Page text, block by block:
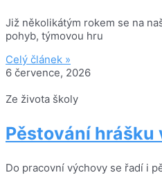
Již několikátým rokem se na
pohyb, týmovou hru
Celý článek »
6 července, 2026
Ze života školy
Pěstování hrášku
Do pracovní výchovy se řadí i